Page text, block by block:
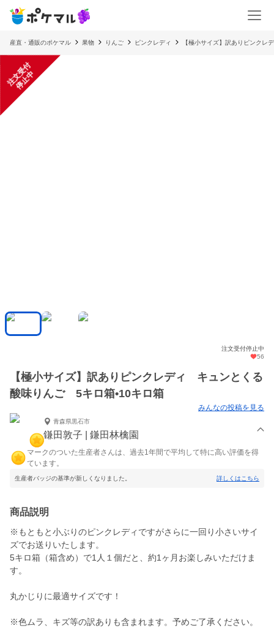
産直・通販のポケマル 果物 りんご ピンクレディ 【極小サイズ】訳ありピンク
注
文
受
付
停
止
中
注文受付停止中
56
【極小サイズ】訳ありピンクレディ キュンとくる
酸味りんご 5キロ箱•10キロ箱
みんなの投稿を見る
青森県黒石市
鎌田敦子 | 鎌田林檎園
マークのついた生産者さんは、過去1年間で平均して特に高い評価を得
ています。
生産者バッジの基準が新しくなりました。 詳しくはこちら
商品説明
※もともと小ぶりのピンクレディですがさらに一回り小さいサイ
ズでお送りいたします。
5キロ箱（箱含め）で1人１個だと、約1ヶ月お楽しみいただけま
す。
丸かじりに最適サイズです！
※色ムラ、キズ等の訳ありも含まれます。予めご了承ください。